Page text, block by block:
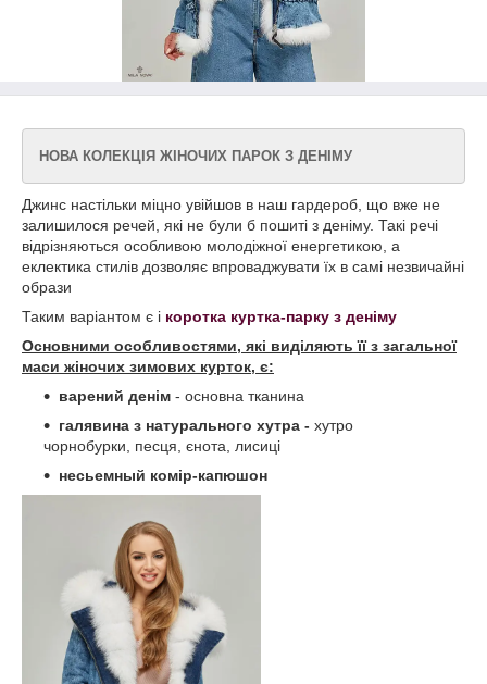
НОВА КОЛЕКЦІЯ ЖІНОЧИХ ПАРОК З ДЕНІМУ
Джинс настільки міцно увійшов в наш гардероб, що вже не
залишилося речей, які не були б пошиті з деніму. Такі речі
відрізняються особливою молодіжної енергетикою, а
еклектика стилів дозволяє впроваджувати їх в самі незвичайні
образи
Таким варіантом є і коротка куртка-парку з деніму
Основними особливостями, які виділяють її з загальної
маси жіночих зимових курток, є:
варений денім - основна тканина
галявина з натурального хутра - хутро
чорнобурки, песця, єнота, лисиці
несьемный комір-капюшон